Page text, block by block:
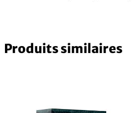
Produits similaires